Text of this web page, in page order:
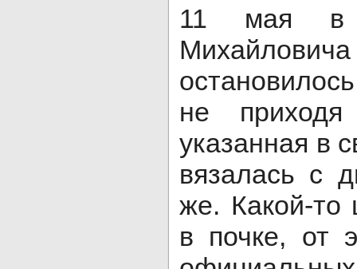
11 мая в
не
указанная в
вязалась с
же. Какой-то
в почке, от